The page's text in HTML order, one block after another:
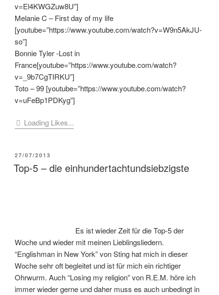
v=El4KWGZuw8U”]
Melanie C – First day of my life
[youtube=”https://www.youtube.com/watch?v=W9n5AkJU-
so”]
Bonnie Tyler -Lost in
France[youtube=”https://www.youtube.com/watch?
v=_9b7CgTIRKU”]
Toto – 99 [youtube=”https://www.youtube.com/watch?
v=uFeBp1PDKyg”]
Loading Likes...
VERÖFFENTLICHT
AM
27/07/2013
Top-5 – die einhundertachtundsiebzigste
Es ist wieder Zeit für die Top-5 der
Woche und wieder mit meinen Lieblingsliedern.
“Englishman in New York” von Sting hat mich in dieser
Woche sehr oft begleitet und ist für mich ein richtiger
Ohrwurm. Auch “Losing my religion” von R.E.M. höre ich
immer wieder gerne und daher muss es auch unbedingt in